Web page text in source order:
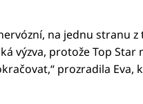
na jednu stranu
výzva, protože Top Star
prozradila Eva,